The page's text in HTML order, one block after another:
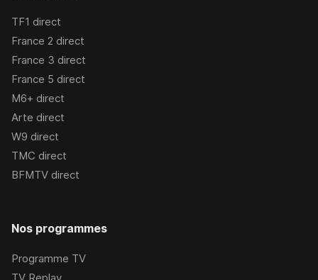
TF1 direct
France 2 direct
France 3 direct
France 5 direct
M6+ direct
Arte direct
W9 direct
TMC direct
BFMTV direct
Nos programmes
Programme TV